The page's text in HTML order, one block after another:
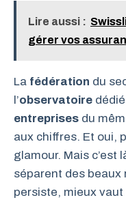
Lire aussi :
gérer vos
La fédération du
l’observatoire
entreprises du
aux chiffres. Et oui,
glamour. Mais c’est
séparent des beaux
persiste, mieux